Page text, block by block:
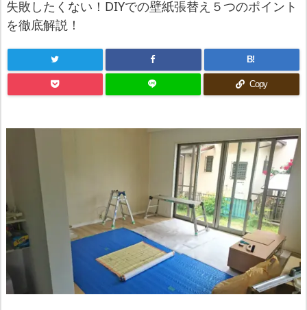
失敗したくない！DIYでの壁紙張替え５つのポイント
を徹底解説！
B!
Copy